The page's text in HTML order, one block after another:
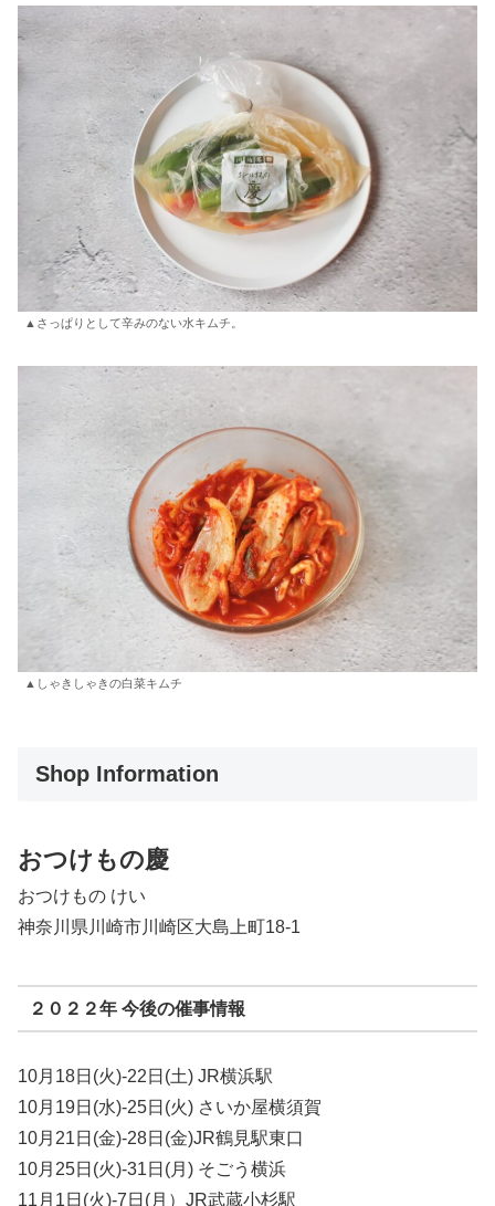
▲さっぱりとして辛みのない水キムチ。
▲しゃきしゃきの白菜キムチ
Shop Information
おつけもの慶
おつけもの けい
神奈川県川崎市川崎区大島上町18-1
２０２２年 今後の催事情報
10月18日(火)-22日(土) JR横浜駅
10月19日(水)-25日(火) さいか屋横須賀
10月21日(金)-28日(金)JR鶴見駅東口
10月25日(火)-31日(月) そごう横浜
11月1日(火)-7日(月）JR武蔵小杉駅